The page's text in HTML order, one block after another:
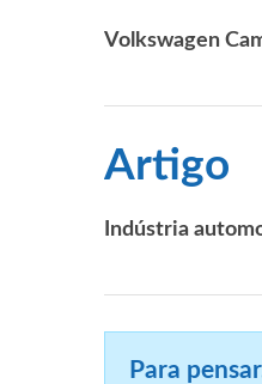
Volkswagen
Artigo
Indústria
Para